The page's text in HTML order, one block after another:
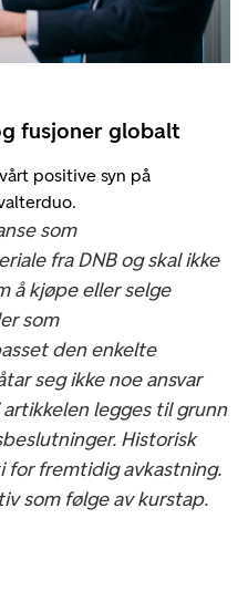
fusjoner globalt
positive syn på
som
fra DNB og skal ikke
å kjøpe eller selge
som
den enkelte
seg ikke noe ansvar
legges til grunn
Historisk
for fremtidig avkastning.
som følge av kurstap.